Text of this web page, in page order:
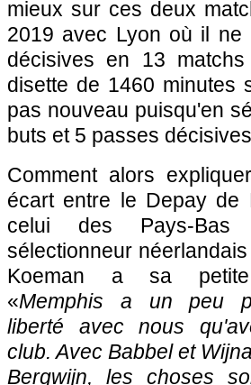
mieux sur ces deux
2019 avec Lyon où il
décisives en 13
disette de 1460
pas nouveau puisqu'en
buts et 5 passes
Comment alors
écart entre le Depay de
celui des Pays-
sélectionneur
Koeman a sa
«Memphis a un peu
liberté avec nous
club. Avec Babbel et
Bergwijn, les choses